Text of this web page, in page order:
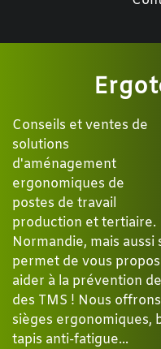
Conseils et ventes de
solutions
d'aménagement
ergonomiques de
postes de travail
production et tertiaire.
Normandie, mais
permet de vous
aider à la prévention
des TMS ! Nous
sièges ergonomiques,
tapis anti-fatigue...